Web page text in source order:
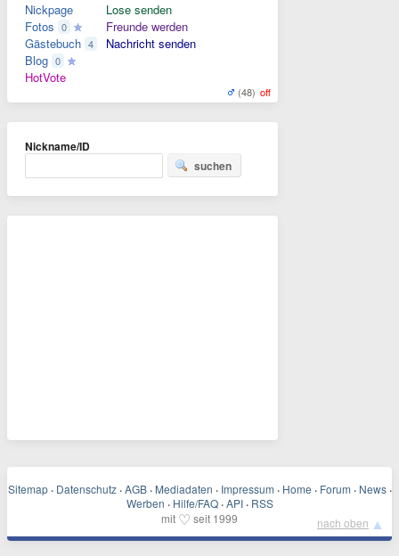
Nickpage
Fotos 0
Gästebuch 4
Blog 0
HotVote
Lose senden
Freunde werden
Nachricht senden
(48) off
Nickname/ID
suchen
Sitemap · Datenschutz · AGB · Mediadaten · Impressum · Home · Forum · News ·
Werben · Hilfe/FAQ · API · RSS
mit ♡ seit 1999 nach oben ▲